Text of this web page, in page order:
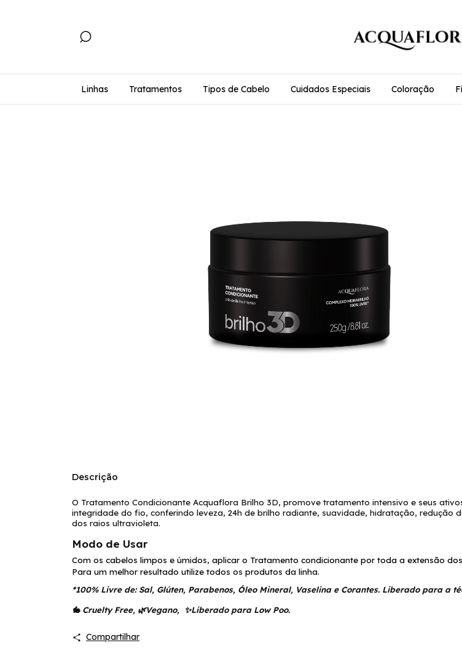
Linhas Tratamentos Tipos de Cabelo Cuidados Especiais Coloração
Descrição
O Tratamento Condicionante Acquaflora Brilho 3D, promove tratamento intensivo e seus
integridade do fio, conferindo leveza, 24h de brilho radiante, suavidade, hidratação, redução
dos raios ultravioleta.
Modo de Usar
Com os cabelos limpos e úmidos, aplicar o Tratamento condicionante por toda a extensão
Para um melhor resultado utilize todos os produtos da linha.
*100% Livre de: Sal, Glúten, Parabenos, Óleo Mineral, Vaselina e Corantes. Liberado para a
🐇 Cruelty Free, 🌿Vegano,  ✨Liberado para Low Poo.
Compartilhar